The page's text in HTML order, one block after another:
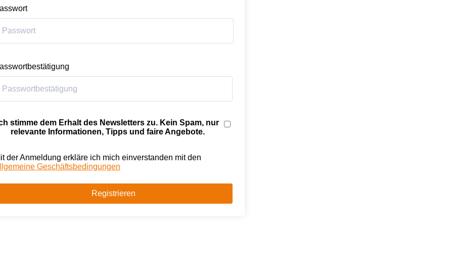
stimme dem Erhalt des Newsletters zu. Kein Spam, nur
relevante Informationen, Tipps und faire Angebote.
der Anmeldung erkläre ich mich einverstanden mit den
Geschäftsbedingungen
Registrieren